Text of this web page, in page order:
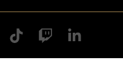
instagramtiktok twitch